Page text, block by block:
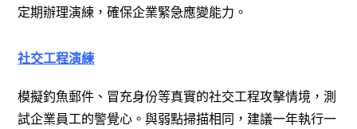
定期辦理演練，確保企業緊急應變能力。
社交工程演練
模擬釣魚郵件、冒充身份等真實的社交工程攻擊情境，測
試企業員工的警覺心。與弱點掃描相同，建議一年執行一